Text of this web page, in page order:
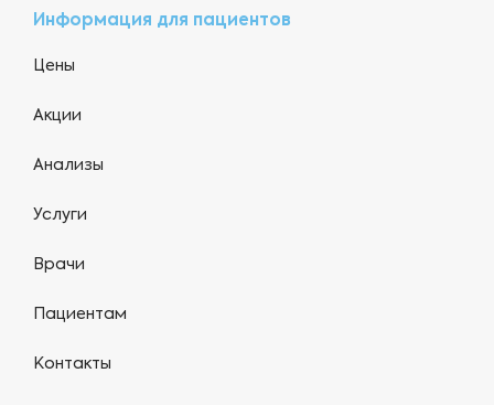
Информация для пациентов
Цены
Акции
Анализы
Услуги
Врачи
Пациентам
Контакты